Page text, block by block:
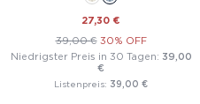
27,30 €
39,00 € 30% OFF
Niedrigster Preis in 30 Tagen: 39,00
€
Listenpreis: 39,00 €